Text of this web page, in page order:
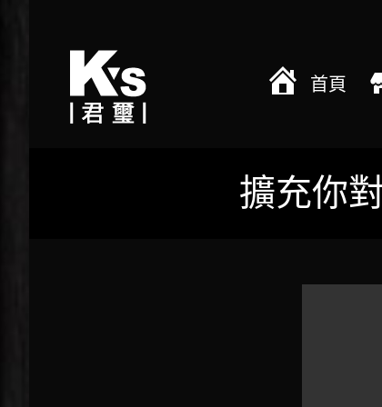
首頁
擴充你